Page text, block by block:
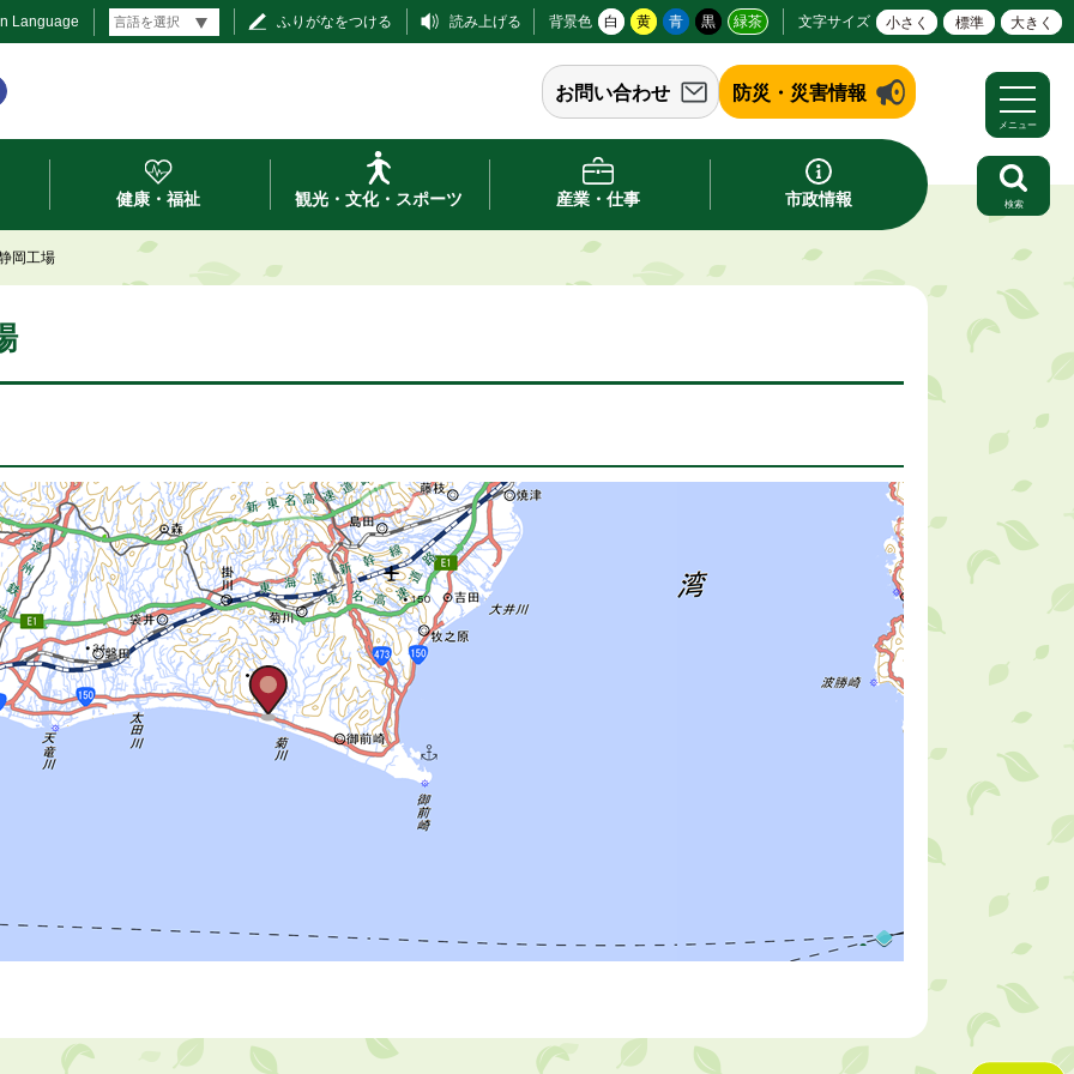
Language ふりがなをつける 読み上げる 背景色 白 黄 青 黒 緑茶 文字サイズ 小さく 標準 大きく
お問い合わせ 防災・災害情報
健康・福祉 観光・文化・スポーツ 産業・仕事 市政情報
メニュー
検索
岡工場